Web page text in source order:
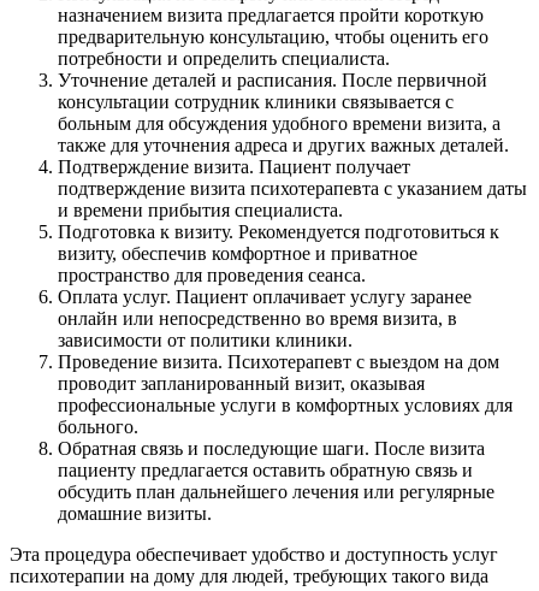
назначением визита предлагается пройти короткую
предварительную консультацию, чтобы оценить его
потребности и определить специалиста.
Уточнение деталей и расписания. После первичной
консультации сотрудник клиники связывается с
больным для обсуждения удобного времени визита, а
также для уточнения адреса и других важных деталей.
Подтверждение визита. Пациент получает
подтверждение визита психотерапевта с указанием даты
и времени прибытия специалиста.
Подготовка к визиту. Рекомендуется подготовиться к
визиту, обеспечив комфортное и приватное
пространство для проведения сеанса.
Оплата услуг. Пациент оплачивает услугу заранее
онлайн или непосредственно во время визита, в
зависимости от политики клиники.
Проведение визита. Психотерапевт с выездом на дом
проводит запланированный визит, оказывая
профессиональные услуги в комфортных условиях для
больного.
Обратная связь и последующие шаги. После визита
пациенту предлагается оставить обратную связь и
обсудить план дальнейшего лечения или регулярные
домашние визиты.
Эта процедура обеспечивает удобство и доступность услуг
психотерапии на дому для людей, требующих такого вида